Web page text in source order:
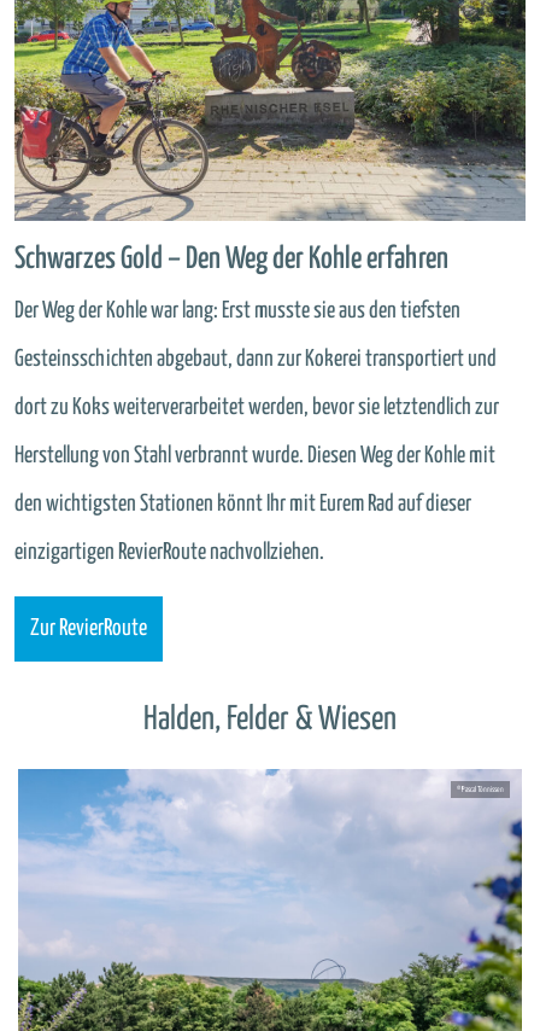
Schwarzes Gold – Den Weg der Kohle erfahren
Der Weg der Kohle war lang: Erst musste sie aus den tiefsten
Gesteinsschichten abgebaut, dann zur Kokerei transportiert und
dort zu Koks weiterverarbeitet werden, bevor sie letztendlich zur
Herstellung von Stahl verbrannt wurde. Diesen Weg der Kohle mit
den wichtigsten Stationen könnt Ihr mit Eurem Rad auf dieser
einzigartigen RevierRoute nachvollziehen.
Zur RevierRoute
Halden, Felder & Wiesen